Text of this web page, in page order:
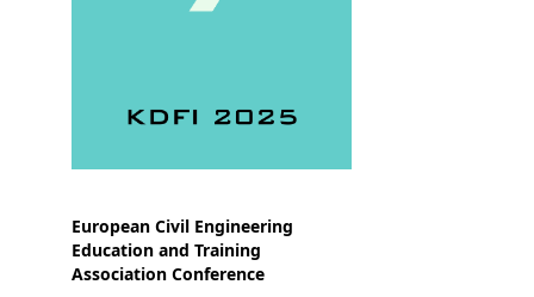
European Civil Engineering
Education and Training
Association Conference